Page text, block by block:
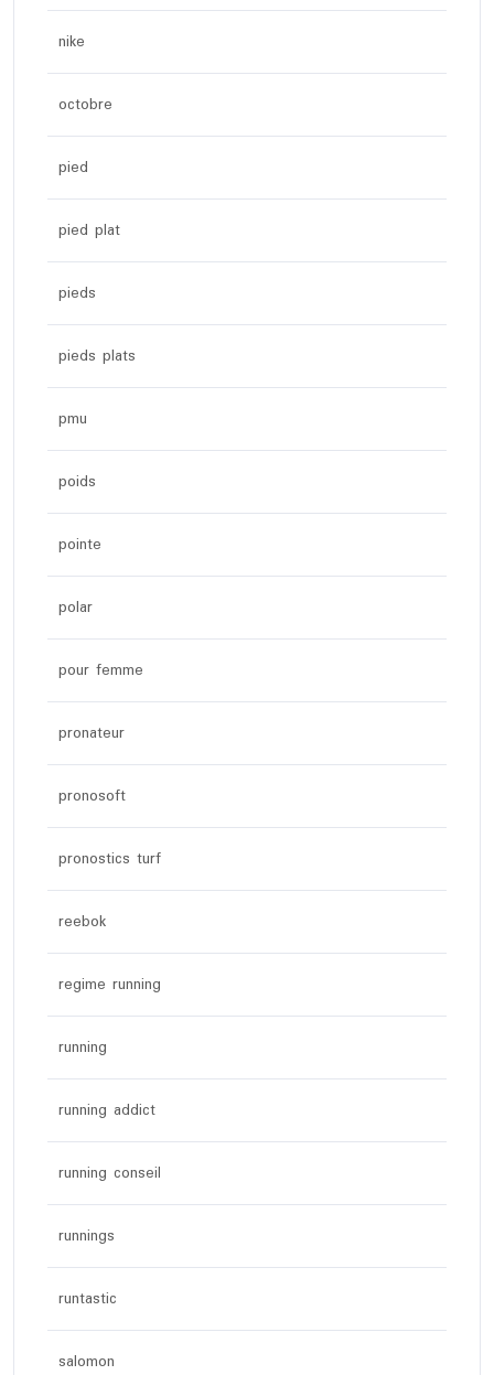
nike
octobre
pied
pied plat
pieds
pieds plats
pmu
poids
pointe
polar
pour femme
pronateur
pronosoft
pronostics turf
reebok
regime running
running
running addict
running conseil
runnings
runtastic
salomon